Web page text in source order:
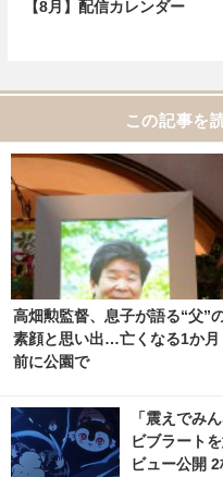
【8月】配信カレンダー
この記事を
高畑勲監督、息子が語る“父”
素顔と思い出…亡くなる1か月
前に公園で
「震えでみ
ビブラート
ビュー公開